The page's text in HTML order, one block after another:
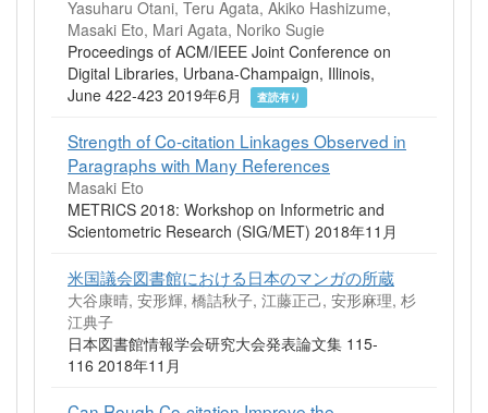
Yasuharu Otani, Teru Agata, Akiko Hashizume,
Masaki Eto, Mari Agata, Noriko Sugie
Proceedings of ACM/IEEE Joint Conference on
Digital Libraries, Urbana-Champaign, Illinois,
June 422-423 2019年6月
査読有り
Strength of Co-citation Linkages Observed in
Paragraphs with Many References
Masaki Eto
METRICS 2018: Workshop on Informetric and
Scientometric Research (SIG/MET) 2018年11月
米国議会図書館における日本のマンガの所蔵
大谷康晴, 安形輝, 橋詰秋子, 江藤正己, 安形麻理, 杉
江典子
日本図書館情報学会研究大会発表論文集 115-
116 2018年11月